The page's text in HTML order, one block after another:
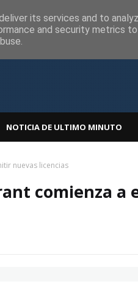
NOTICIA DE ULTIMO MINUTO
nuevas licencias
comienza a
its services and to
and security metrics